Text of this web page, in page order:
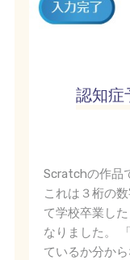
認知
Scratchの作品
これは３桁の
て学校卒業し
なりました。
ているか分か